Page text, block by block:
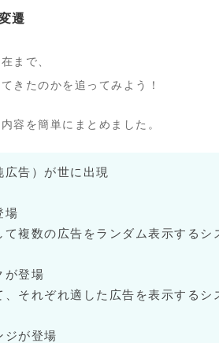
遷
まで、
きたのかを追ってみよう！
容を簡単にまとめました。
広告）が世に出現
場
て複数の広告をランダム表示するシ
が登場
、それぞれ適した広告を表示するシ
ジが登場